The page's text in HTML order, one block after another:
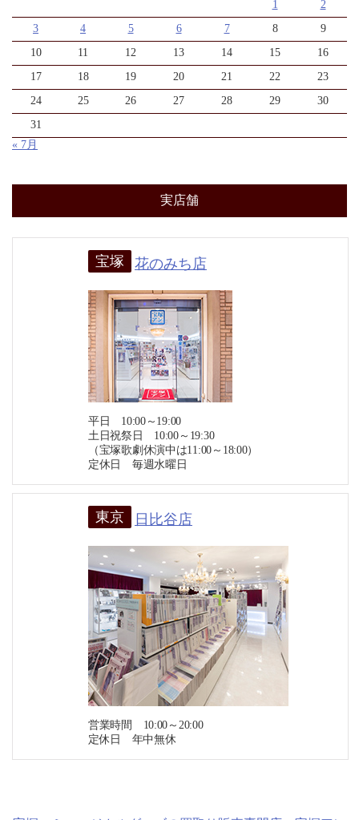
1
2
3
4 5 6 7 8
9
10
11 12 13 14 15
16
17
18 19 20 21 22
23
24
25 26 27 28 29
30
31
« 7月
実店舗
宝塚 花のみち店
平日 10:00～19:00
土日祝祭日 10:00～19:30
（宝塚歌劇休演中は11:00～18:00）
定休日 毎週水曜日
東京 日比谷店
営業時間 10:00～20:00
定休日 年中無休